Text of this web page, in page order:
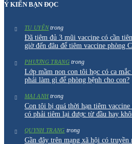
Ý KIẾN BẠN ĐỌC
TU UYÊNtrong
Đã tiêm đủ 3 mũi vaccine có cần
giờ đến đâu để tiêm vaccine phòng
PHƯƠNG TRANGtrong
Lớp mầm non con tôi học có ca
phải làm gì để phòng bệnh cho con?
MAI ANH trong
Con tôi bị quá thời hạn tiêm
có phải tiêm lại được từ đầu hay
QUYNH TRANG trong
Gần đây trên mạng xã hội có truyền